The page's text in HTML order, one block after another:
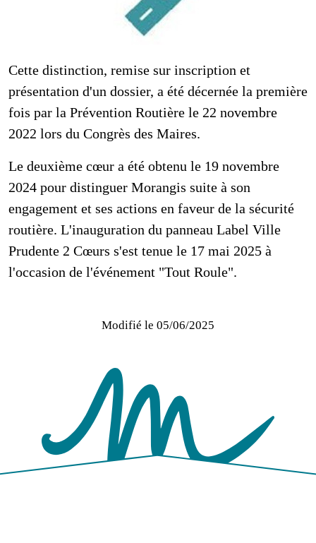
Logo Ville Prudente
Cette distinction, remise sur inscription et
présentation d'un dossier, a été décernée la première
fois par la Prévention Routière le 22 novembre
2022 lors du Congrès des Maires.
Le deuxième cœur a été obtenu le 19 novembre
2024 pour distinguer Morangis suite à son
engagement et ses actions en faveur de la sécurité
routière. L'inauguration du panneau Label Ville
Prudente 2 Cœurs s'est tenue le 17 mai 2025 à
l'occasion de l'événement "Tout Roule".
Modifié le 05/06/2025